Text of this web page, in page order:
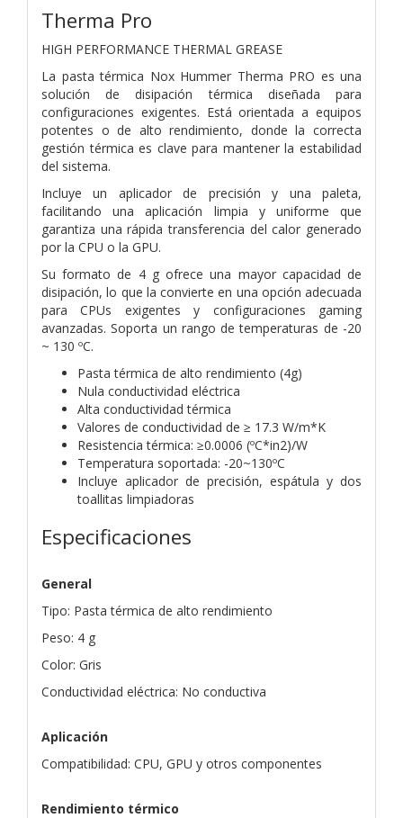
Therma Pro
HIGH PERFORMANCE THERMAL GREASE
La pasta térmica Nox Hummer Therma PRO es una
solución de disipación térmica diseñada para
configuraciones exigentes. Está orientada a equipos
potentes o de alto rendimiento, donde la correcta
gestión térmica es clave para mantener la estabilidad
del sistema.
Incluye un aplicador de precisión y una paleta,
facilitando una aplicación limpia y uniforme que
garantiza una rápida transferencia del calor generado
por la CPU o la GPU.
Su formato de 4 g ofrece una mayor capacidad de
disipación, lo que la convierte en una opción adecuada
para CPUs exigentes y configuraciones gaming
avanzadas. Soporta un rango de temperaturas de -20
~ 130 ºC.
Pasta térmica de alto rendimiento (4g)
Nula conductividad eléctrica
Alta conductividad térmica
Valores de conductividad de ≥ 17.3 W/m*K
Resistencia térmica: ≥0.0006 (ºC*in2)/W
Temperatura soportada: -20~130ºC
Incluye aplicador de precisión, espátula y dos
toallitas limpiadoras
Especificaciones
General
Tipo: Pasta térmica de alto rendimiento
Peso: 4 g
Color: Gris
Conductividad eléctrica: No conductiva
Aplicación
Compatibilidad: CPU, GPU y otros componentes
Rendimiento térmico